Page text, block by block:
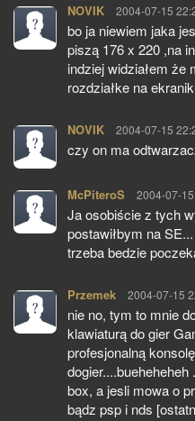
NOVIK pisze:
2004-07-15
bo ja niewiem jaka
piszą 176 x 220 ,na
indziej widziałem że
rozdziałke na
NOVIK pisze:
2004-07-15
czy on ma
McPiteroS pisze:
2004-07-
Ja osobiście z tych
postawiłbym na
trzeba bedzie
Przemek pisze:
2004-07-15
nie no, tym to mnie
klawiaturą do gier
profesjonalną
box, a jesli mowa o
bądz psp i nds